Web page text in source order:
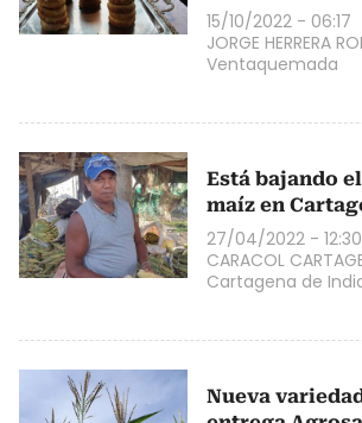
15/10/2022 - 06:17
JORGE HERRERA
Ventaquemada
Está bajando
maíz en
27/04/2022 - 12:30
CARACOL
Cartagena de
Nueva